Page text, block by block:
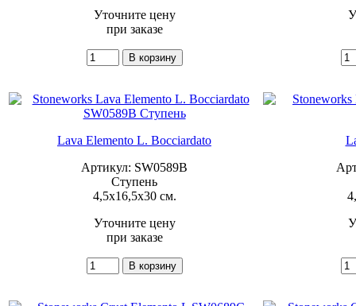
Уточните цену
при заказе
Lava Elemento L. Bocciardato
Артикул: SW0589B
Ступень
4,5x16,5x30 см.
Уточните цену
при заказе